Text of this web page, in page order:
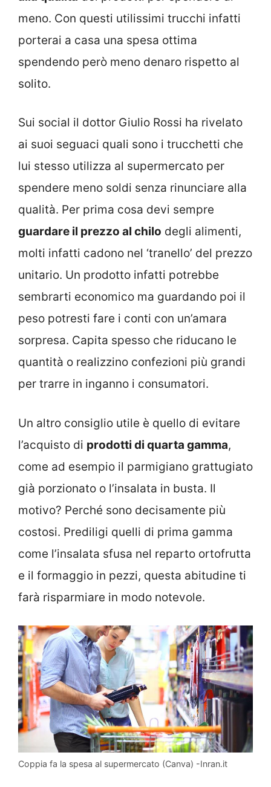
meno. Con questi utilissimi trucchi infatti
porterai a casa una spesa ottima
spendendo però meno denaro rispetto al
solito.
Sui social il dottor Giulio Rossi ha rivelato
ai suoi seguaci quali sono i trucchetti che
lui stesso utilizza al supermercato per
spendere meno soldi senza rinunciare alla
qualità. Per prima cosa devi sempre
guardare il prezzo al chilo degli alimenti,
molti infatti cadono nel ‘tranello’ del prezzo
unitario. Un prodotto infatti potrebbe
sembrarti economico ma guardando poi il
peso potresti fare i conti con un’amara
sorpresa. Capita spesso che riducano le
quantità o realizzino confezioni più grandi
per trarre in inganno i consumatori.
Un altro consiglio utile è quello di evitare
l’acquisto di prodotti di quarta gamma,
come ad esempio il parmigiano grattugiato
già porzionato o l’insalata in busta. Il
motivo? Perché sono decisamente più
costosi. Prediligi quelli di prima gamma
come l’insalata sfusa nel reparto ortofrutta
e il formaggio in pezzi, questa abitudine ti
farà risparmiare in modo notevole.
Coppia fa la spesa al supermercato (Canva) -Inran.it